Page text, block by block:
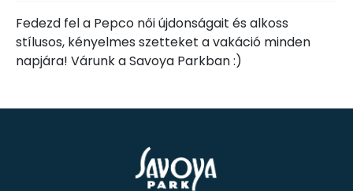
Fedezd fel a Pepco női újdonságait és alkoss
stílusos, kényelmes szetteket a vakáció minden
napjára! Várunk a Savoya Parkban :)